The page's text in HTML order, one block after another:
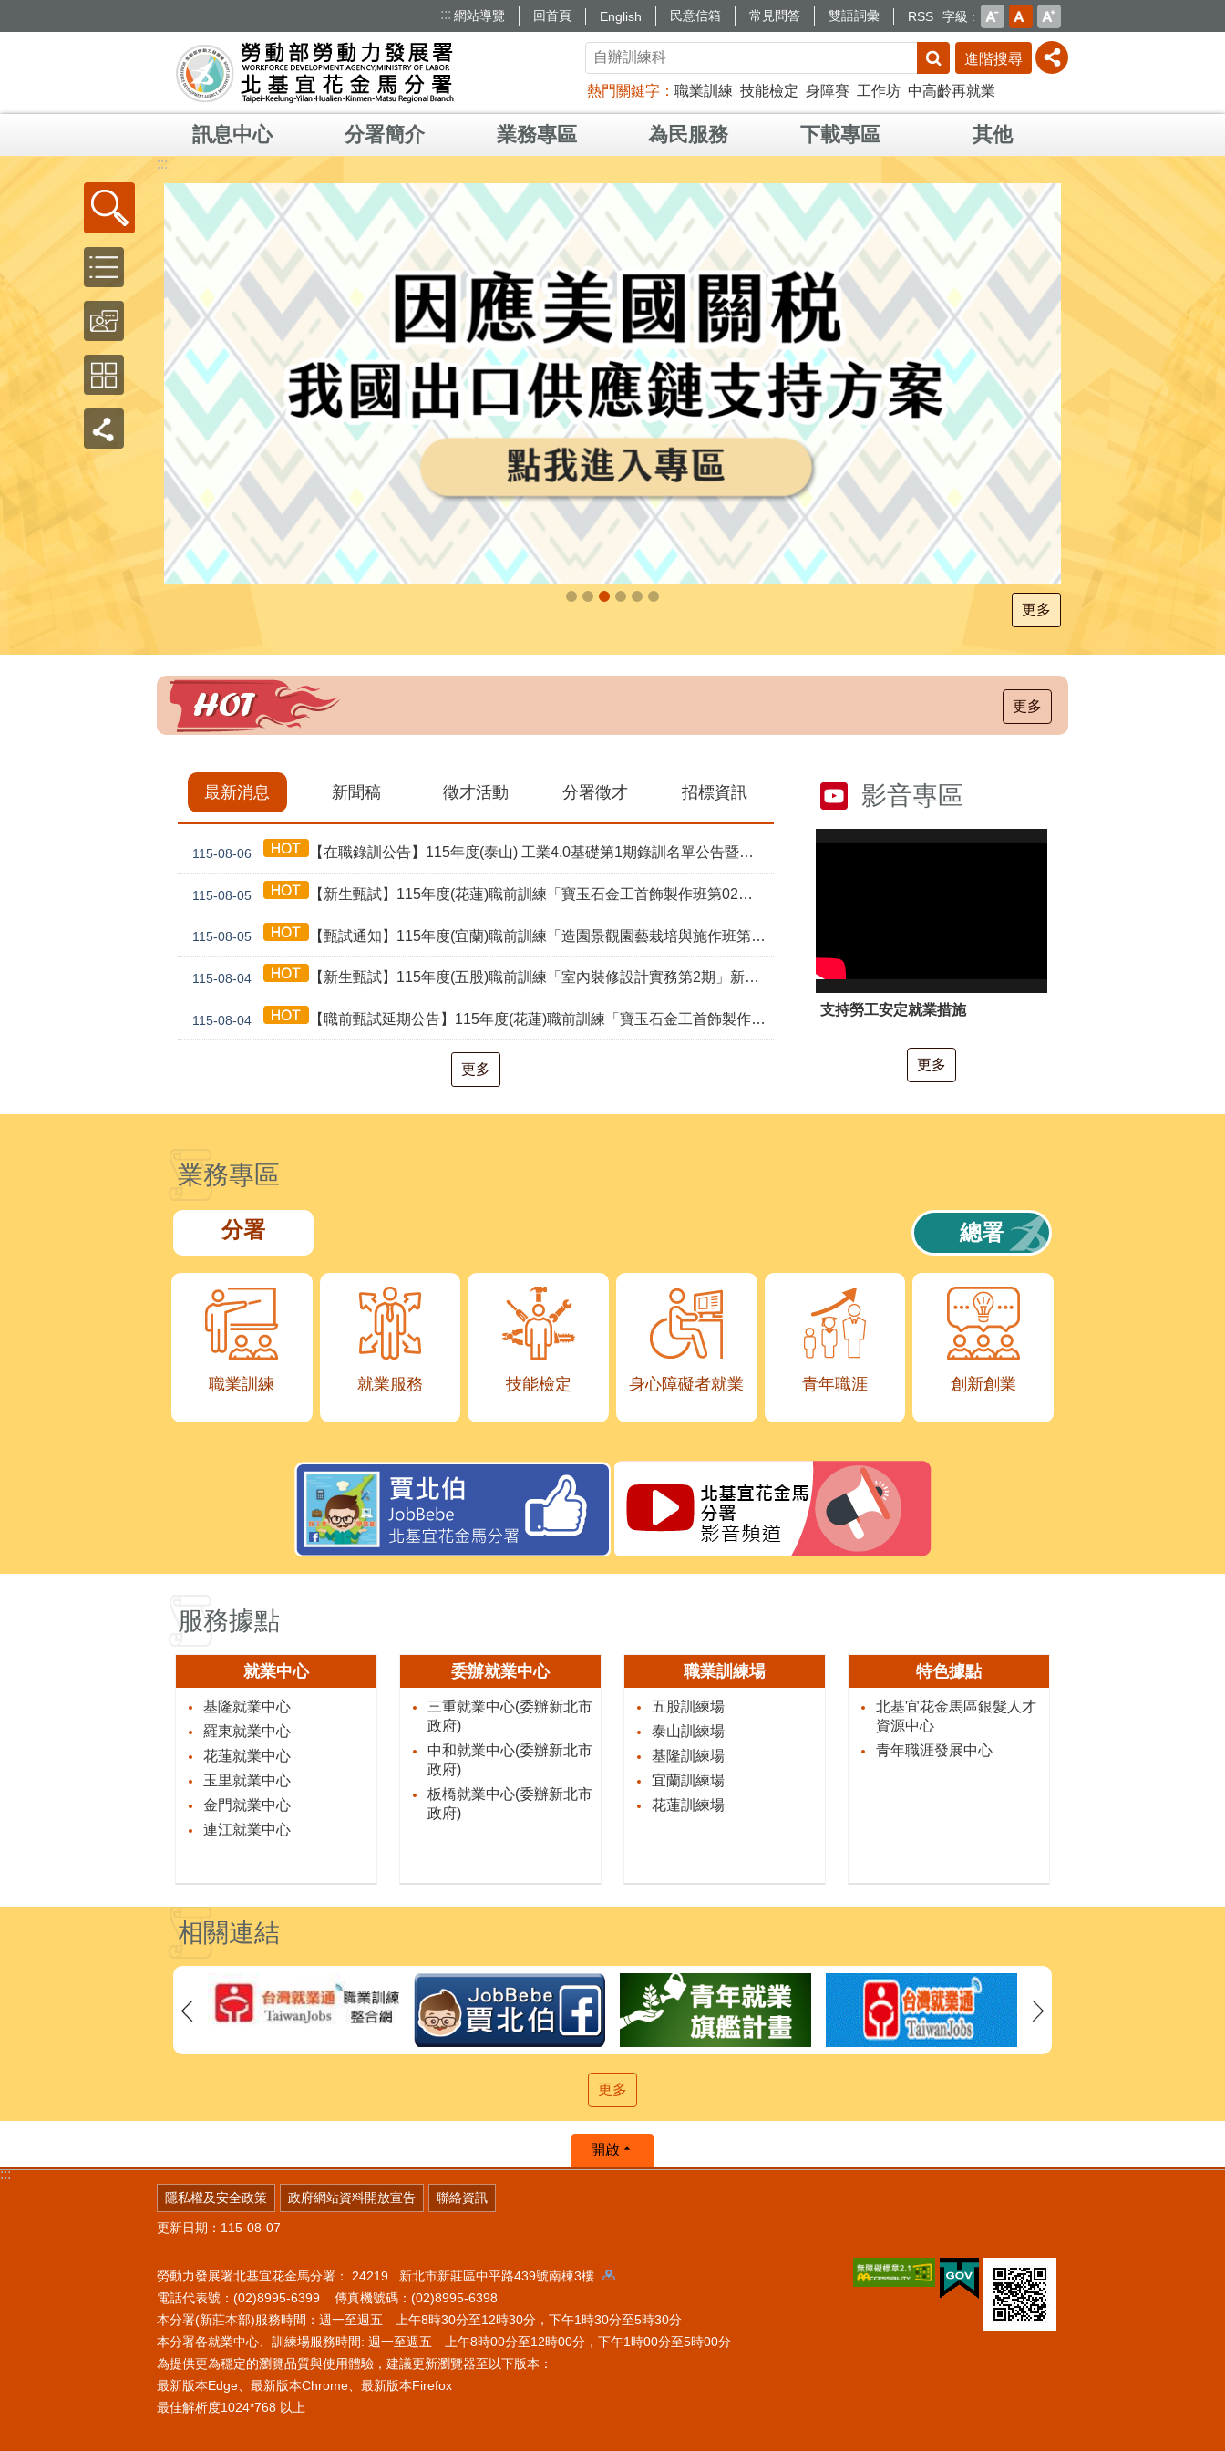
::: 網站導覽 回首頁 English 民意信箱 常見問答 雙語詞彙 RSS 字級
進階搜尋
熱門關鍵字 職業訓練 技能檢定 身障賽 工作坊 中高齡再就業
訊息中心 分署簡介 業務專區 為民服務 下載專區 其他
:::
更多
更多
最新消息 新聞稿 徵才活動 分署徵才 招標資訊
115-08-06 【在職錄訓公告】115年度(泰山) 工業4.0基礎第1期錄訓名單公告暨新生報到通知單
115-08-05 【新生甄試】115年度(花蓮)職前訓練「寶玉石金工首飾製作班第02期」新生甄試通知單暨注意事項
115-08-05 【甄試通知】115年度(宜蘭)職前訓練「造園景觀園藝栽培與施作班第2期」甄試通知單暨注意事項
115-08-04 【新生甄試】115年度(五股)職前訓練「室內裝修設計實務第2期」新生甄試通知單暨注意事項
115-08-04 【職前甄試延期公告】115年度(花蓮)職前訓練「寶玉石金工首飾製作班第02期」報名延長至8/18及甄試、開訓、結訓相關期程公告
更多
影音專區
支持勞工安定就業措施
更多
業務專區
分署 總署
職業訓練 就業服務 技能檢定 身心障礙者就業 青年職涯 創新創業
服務據點
就業中心
基隆就業中心
羅東就業中心
花蓮就業中心
玉里就業中心
金門就業中心
連江就業中心
委辦就業中心
三重就業中心(委辦新北市
政府)
中和就業中心(委辦新北市
政府)
板橋就業中心(委辦新北市
政府)
職業訓練場
五股訓練場
泰山訓練場
基隆訓練場
宜蘭訓練場
花蓮訓練場
特色據點
北基宜花金馬區銀髮人才
資源中心
青年職涯發展中心
相關連結
更多
:::
開啟
隱私權及安全政策 政府網站資料開放宣告 聯絡資訊
更新日期：115-08-07
勞動力發展署北基宜花金馬分署： 24219 新北市新莊區中平路439號南棟3樓
電話代表號：(02)8995-6399 傳真機號碼：(02)8995-6398
本分署(新莊本部)服務時間：週一至週五 上午8時30分至12時30分，下午1時30分至5時30分
本分署各就業中心、訓練場服務時間: 週一至週五 上午8時00分至12時00分，下午1時00分至5時00分
為提供更為穩定的瀏覽品質與使用體驗，建議更新瀏覽器至以下版本：
最新版本Edge、最新版本Chrome、最新版本Firefox
最佳解析度1024*768 以上